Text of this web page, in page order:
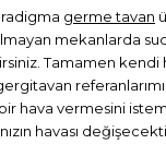
germe tavan
mekanlarda
Tamamen kendi
hava vermesini
havası